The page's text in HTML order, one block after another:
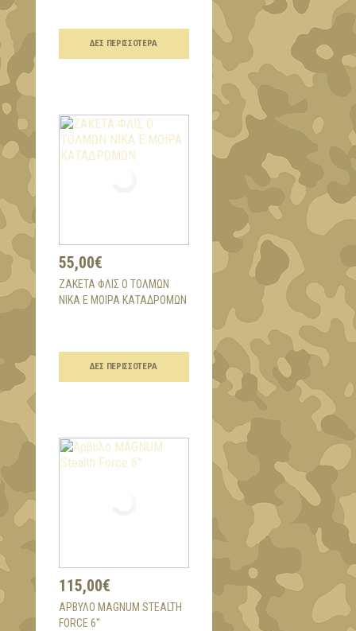
ΔΕΣ ΠΕΡΙΣΣΌΤΕΡΑ
55,00€
ΖΑΚΕΤΑ ΦΛΙΣ Ο ΤΟΛΜΩΝ
ΝΙΚΑ Ε ΜΟΙΡΑ ΚΑΤΑΔΡΟΜΩΝ
ΔΕΣ ΠΕΡΙΣΣΌΤΕΡΑ
115,00€
ΆΡΒΥΛΟ MAGNUM STEALTH
FORCE 6"